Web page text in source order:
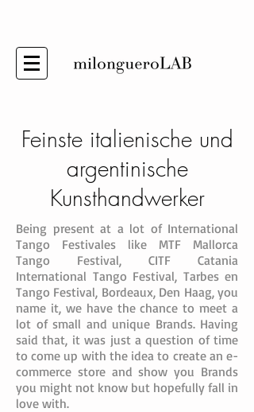
Feinste italienische und
argentinische
Kunsthandwerker
Being present at a lot of International
Tango Festivales like MTF Mallorca
Tango Festival, CITF Catania
International Tango Festival, Tarbes en
Tango Festival, Bordeaux, Den Haag, you
name it, we have the chance to meet a
lot of small and unique Brands. Having
said that, it was just a question of time
to come up with the idea to create an e-
commerce store and show you Brands
you might not know but hopefully fall in
love with.